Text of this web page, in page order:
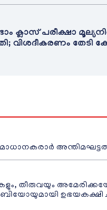
ക്ലാസ് പരീക്ഷാ
വിശദീകരണം തേടി
തീരുവയും
ഉഭയകക്ഷി